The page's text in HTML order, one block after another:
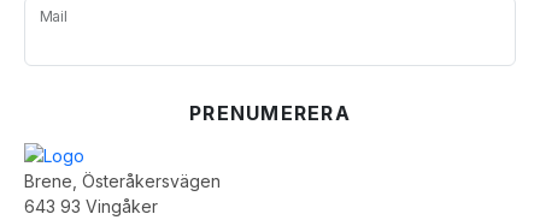
Mail
Brene, Österåkersvägen
643 93 Vingåker